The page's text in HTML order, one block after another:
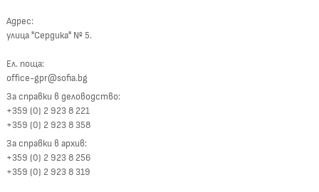
Адрес:
улица "Сердика" № 5.
Ел. поща:
office-gpr@sofia.bg
За справки в деловодство:
+359 (0) 2 923 8 221
+359 (0) 2 923 8 358
За справки в архив:
+359 (0) 2 923 8 256
+359 (0) 2 923 8 319